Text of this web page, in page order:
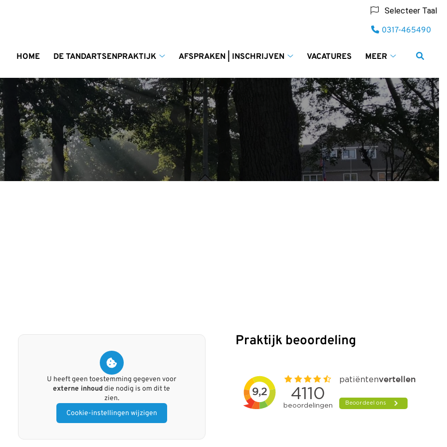
Selecteer Taal
HOME
DE TANDARTSENPRAKTIJK
Tandartsenpraktijk
submenu
AFSPRAKEN | INSCHRIJVEN
|
Inschrijven
submenu
VACATURES
MEER
submenu
Tel:
0317-465490
U heeft geen toestemming gegeven voor
externe inhoud die nodig is om dit te
zien.
Cookie-instellingen wijzigen
Praktijk beoordeling